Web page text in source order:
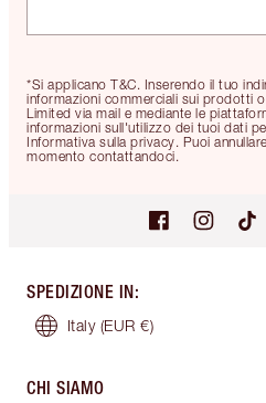
*Si applicano T&C. Inserendo il tuo
informazioni commerciali sui prodotti
Limited via mail e mediante le
informazioni sull'utilizzo dei tuoi dati
Informativa sulla privacy. Puoi
momento contattandoci.
SPEDIZIONE IN:
Italy (EUR €)
CHI SIAMO